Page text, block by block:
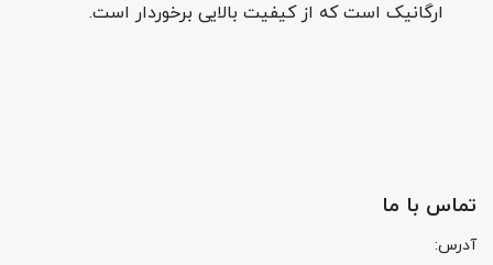
ارگانیک است که از کیفیت بالایی برخوردار است.
تماس با ما
آدرس: